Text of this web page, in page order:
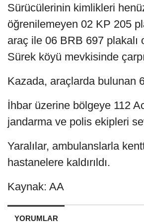
Sürücülerinin kimlikleri
öğrenilemeyen 02 KP 205
araç ile 06 BRB 697 plakalı
Sürek köyü mevkisinde
Kazada, araçlarda bulunan
İhbar üzerine bölgeye 112
jandarma ve polis ekipleri
Yaralılar, ambulanslarla
hastanelere kaldırıldı.
Kaynak: AA
YORUMLAR